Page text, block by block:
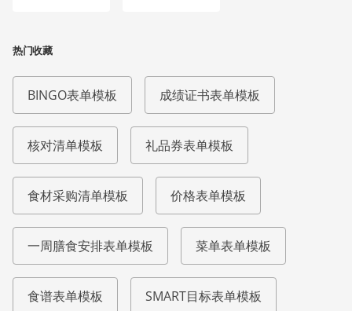
热门收藏
BINGO表单模板 成绩证书表单模板
核对清单模板 礼品券表单模板
食材采购清单模板 价格表单模板
一周膳食安排表单模板 菜单表单模板
食谱表单模板 SMART目标表单模板